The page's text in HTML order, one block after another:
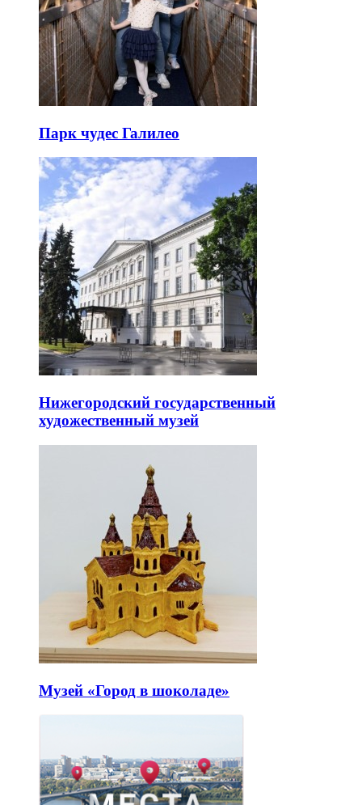
Парк чудес Галилео
Нижегородский государственный
художественный музей
Музей «Город в шоколаде»